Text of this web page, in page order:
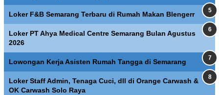
Loker F&B Semarang Terbaru di Rumah Makan Blengerr
Loker PT Ahya Medical Centre Semarang Bulan Agustus
2026
Lowongan Kerja Asisten Rumah Tangga di Semarang
Loker Staff Admin, Tenaga Cuci, dll di Orange Carwash &
OK Carwash Solo Raya